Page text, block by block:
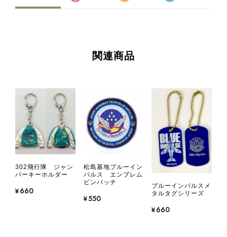
関連商品
302飛行隊 ジャン
パーキーホルダー
¥660
松島基地ブルーイン
パルス エンブレム
ピンバッチ
¥550
ブルーインパルスメ
タルタグシリーズ
¥660